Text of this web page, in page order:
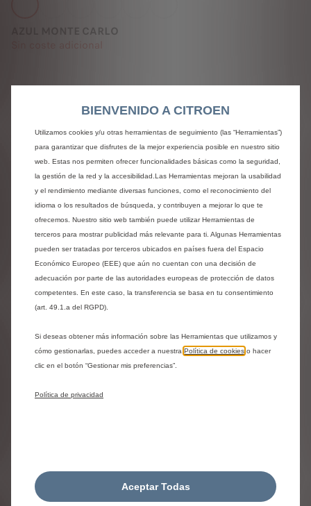
AZUL MONTE CARLO
Haz que tu interior sea lo más cómodo
posible.
Tela Negra / Tela Chiné Grey
Sin coste adicional
Ver detalles
Próximos pasos
Compartir Solicita una prueba
Contáctanos al 800 00 09 21
BIENVENIDO A CITROEN
Utilizamos cookies y/u otras herramientas de seguimiento (las “Herramientas”)
para garantizar que disfrutes de la mejor experiencia posible en nuestro sitio
web. Estas nos permiten ofrecer funcionalidades básicas como la seguridad,
la gestión de la red y la accesibilidad.Las Herramientas mejoran la usabilidad
y el rendimiento mediante diversas funciones, como el reconocimiento del
idioma o los resultados de búsqueda, y contribuyen a mejorar lo que te
ofrecemos. Nuestro sitio web también puede utilizar Herramientas de
terceros para mostrar publicidad más relevante para ti. Algunas Herramientas
pueden ser tratadas por terceros ubicados en países fuera del Espacio
Económico Europeo (EEE) que aún no cuentan con una decisión de
adecuación por parte de las autoridades europeas de protección de datos
competentes. En este caso, la transferencia se basa en tu consentimiento
(art. 49.1.a del RGPD).
Si deseas obtener más información sobre las Herramientas que utilizamos y
cómo gestionarlas, puedes acceder a nuestra Política de cookies o hacer
clic en el botón “Gestionar mis preferencias”.
Política de privacidad
Aceptar Todas